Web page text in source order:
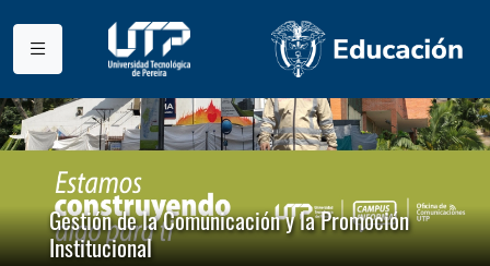
Gestión de la Comunicación y la Promoción
Institucional